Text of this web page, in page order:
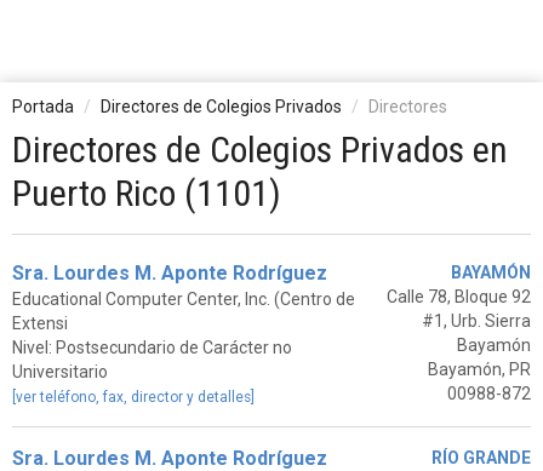
Portada Directores de Colegios Privados Directores
Directores de Colegios Privados en
Puerto Rico (1101)
Sra. Lourdes M. Aponte Rodríguez
Educational Computer Center, Inc. (Centro de
Extensi
Nivel: Postsecundario de Carácter no
Universitario
[ver teléfono, fax, director y detalles]
BAYAMÓN
Calle 78, Bloque 92
#1, Urb. Sierra
Bayamón
Bayamón, PR
00988-872
Sra. Lourdes M. Aponte Rodríguez
RÍO GRANDE